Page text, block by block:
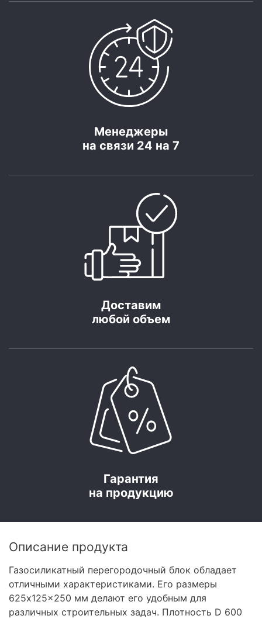
Менеджеры
на связи 24 на 7
Доставим
любой объем
Гарантия
на продукцию
Описание продукта
Газосиликатный перегородочный блок обладает
отличными характеристиками. Его размеры
625x125x250 мм делают его удобным для
различных строительных задач. Плотность D 600